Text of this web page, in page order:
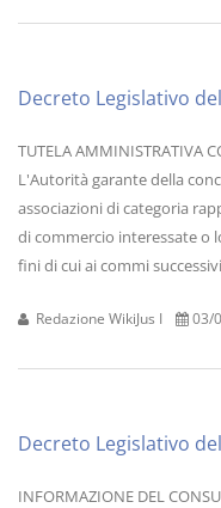
Decreto Legislativo
TUTELA AMMINISTRATIVA
L'Autorità garante della
associazioni di categoria
di commercio interessate o
fini di cui ai commi
Redazione WikiJus I 03/
Decreto Legislativo
INFORMAZIONE DEL